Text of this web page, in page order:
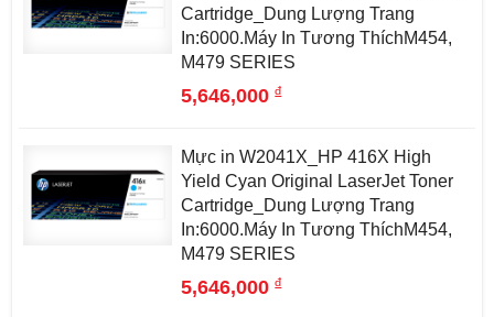
Cartridge_Dung Lượng Trang
In:6000.Máy In Tương ThíchM454,
M479 SERIES
5,646,000đ
Mực in W2041X_HP 416X High
Yield Cyan Original LaserJet Toner
Cartridge_Dung Lượng Trang
In:6000.Máy In Tương ThíchM454,
M479 SERIES
5,646,000đ